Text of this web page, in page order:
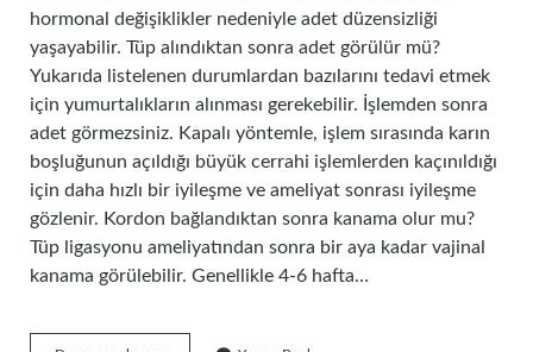
hormonal değişiklikler nedeniyle adet düzensizliği
yaşayabilir. Tüp alındıktan sonra adet görülür mü?
Yukarıda listelenen durumlardan bazılarını tedavi etmek
için yumurtalıkların alınması gerekebilir. İşlemden sonra
adet görmezsiniz. Kapalı yöntemle, işlem sırasında karın
boşluğunun açıldığı büyük cerrahi işlemlerden kaçınıldığı
için daha hızlı bir iyileşme ve ameliyat sonrası iyileşme
gözlenir. Kordon bağlandıktan sonra kanama olur mu?
Tüp ligasyonu ameliyatından sonra bir aya kadar vajinal
kanama görülebilir. Genellikle 4-6 hafta…